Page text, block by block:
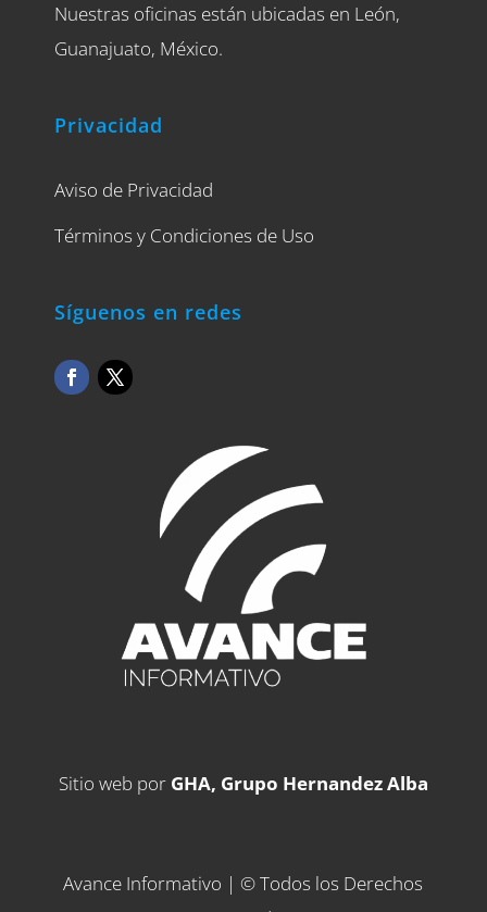
Nuestras oficinas están ubicadas en León,
Guanajuato, México.
Privacidad
Aviso de Privacidad
Términos y Condiciones de Uso
Síguenos en redes
Sitio web por GHA, Grupo Hernandez Alba
Avance Informativo | © Todos los Derechos